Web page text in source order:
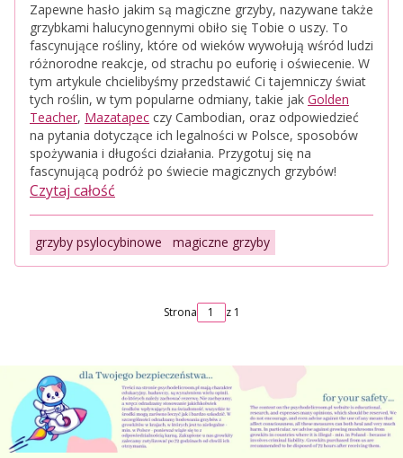
Zapewne hasło jakim są magiczne grzyby, nazywane także
grzybkami halucynogennymi obiło się Tobie o uszy. To
fascynujące rośliny, które od wieków wywołują wśród ludzi
różnorodne reakcje, od strachu po euforię i oświecenie. W
tym artykule chcielibyśmy przedstawić Ci tajemniczy świat
tych roślin, w tym popularne odmiany, takie jak Golden
Teacher, Mazatapec czy Cambodian, oraz odpowiedzieć
na pytania dotyczące ich legalności w Polsce, sposobów
spożywania i długości działania. Przygotuj się na
fascynującą podróż po świecie magicznych grzybów!
Czytaj całość
grzyby psylocybinowe magiczne grzyby
Strona z 1